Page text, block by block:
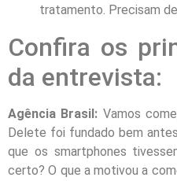
tratamento. Precisam
Confira os
da entrevista:
Agência Brasil: Vamos
Delete foi fundado bem
que os smartphones
certo? O que a motivou a